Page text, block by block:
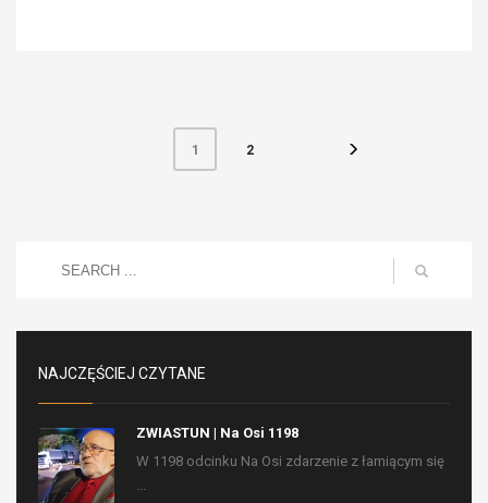
1 2
NAJCZĘŚCIEJ CZYTANE
ZWIASTUN | Na Osi 1198
W 1198 odcinku Na Osi zdarzenie z łamiącym się
...